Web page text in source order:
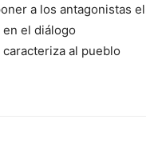
a los antagonistas el
el diálogo
al pueblo